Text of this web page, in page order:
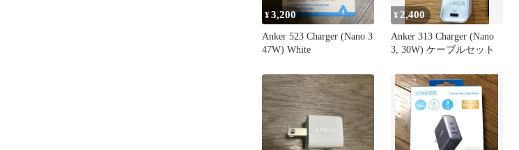
¥3,200
Anker 523 Charger (Nano 3
47W) White
¥2,400
Anker 313 Charger (Nano
3, 30W) ケーブルセット